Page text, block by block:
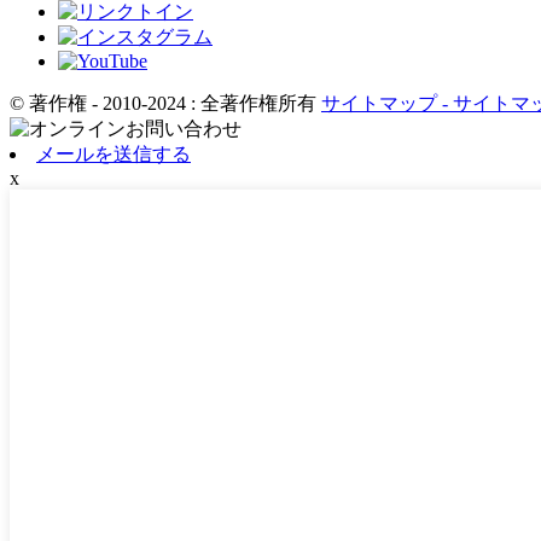
© 著作権 - 2010-2024 : 全著作権所有 サイトマップ- サイトマ
メールを送信する
x